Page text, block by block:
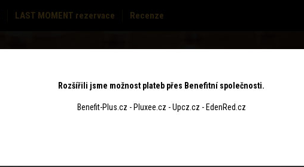
LAST MOMENT rezervace Recenze
Rozšířili jsme možnost plateb přes Benefitní společnosti.
Benefit-Plus.cz - Pluxee.cz - Upcz.cz - EdenRed.cz